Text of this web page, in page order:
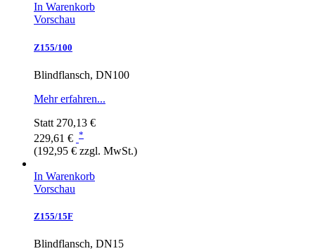
In Warenkorb
Vorschau
Z155/100
Blindflansch, DN100
Mehr erfahren...
Statt 270,13 €
229,61 € *
(192,95 € zzgl. MwSt.)
In Warenkorb
Vorschau
Z155/15F
Blindflansch, DN15